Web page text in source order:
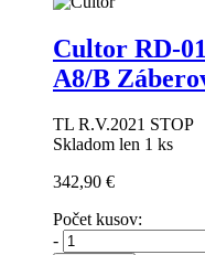
Cultor RD-01
A8/B
TL R.V.2021 STOP
Skladom len 1 ks
342,90 €
Počet kusov:
-